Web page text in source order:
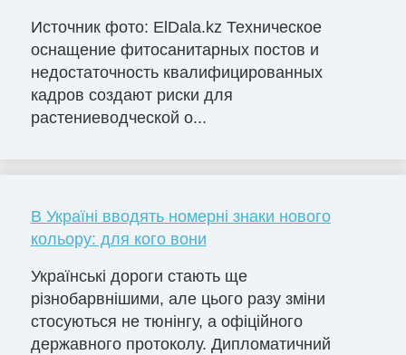
Источник фото: ElDala.kz Техническое
оснащение фитосанитарных постов и
недостаточность квалифицированных
кадров создают риски для
растениеводческой о...
В Україні вводять номерні знаки нового
кольору: для кого вони
Українські дороги стають ще
різнобарвнішими, але цього разу зміни
стосуються не тюнінгу, а офіційного
державного протоколу. Дипломатичний